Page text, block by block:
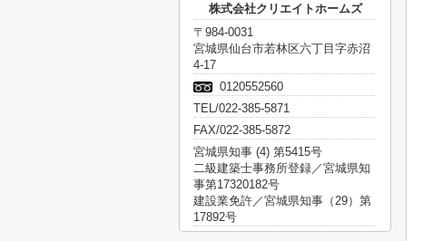
株式会社クリエイトホームズ
〒984-0031
宮城県仙台市若林区六丁目字赤沼
4-17
0120552560
TEL/022-385-5871
FAX/022-385-5872
宮城県知事 (4) 第5415号
二級建築士事務所登録／宮城県知
事第17320182号
建設業免許／宮城県知事（29）第
17892号